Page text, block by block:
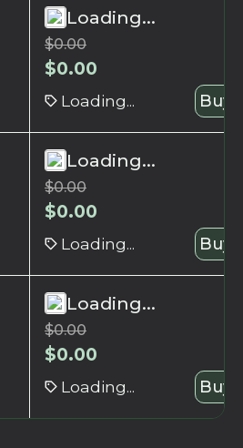
Loading...
$0.00
$0.00
Loading... Buy
Loading...
$0.00
$0.00
Loading... Buy
Loading...
$0.00
$0.00
Loading... Buy